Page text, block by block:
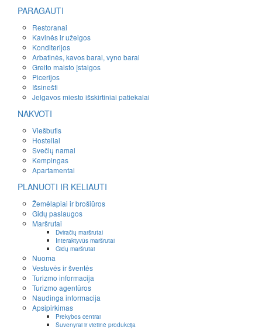
PARAGAUTI
Restoranai
Kavinės ir užeigos
Konditerijos
Arbatinės, kavos barai, vyno barai
Greito maisto įstaigos
Picerijos
Išsinešti
Jelgavos miesto išskirtiniai patiekalai
NAKVOTI
Viešbutis
Hosteliai
Svečių namai
Kempingas
Apartamentai
PLANUOTI IR KELIAUTI
Žemėlapiai ir brošiūros
Gidų paslaugos
Maršrutai
Dviračių maršrutai
Interaktyvūs maršrutai
Gidų maršrutai
Nuoma
Vestuvės ir šventės
Turizmo informacija
Turizmo agentūros
Naudinga informacija
Apsipirkimas
Prekybos centrai
Suvenyrai ir vietinė produkcija